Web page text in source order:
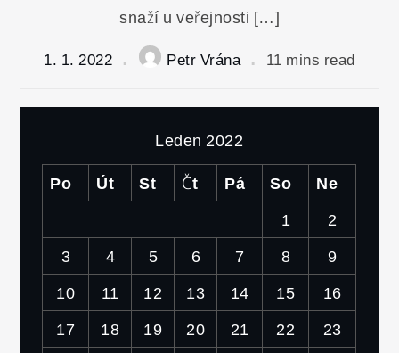
snaží u veřejnosti […]
1. 1. 2022 Petr Vrána 11 mins read
Leden 2022
Po Út St Čt Pá So
Ne
1
2
3
4 5 6 7 8
9
10
11 12 13 14 15
16
17
18 19 20 21 22
23